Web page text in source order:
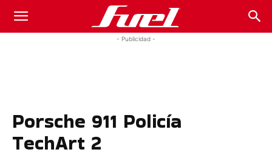
Fuel
Magazine
- Publicidad -
Porsche 911 Policía
TechArt 2